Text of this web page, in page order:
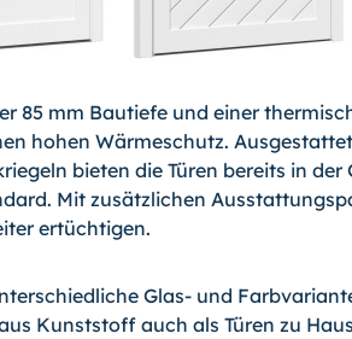
85 mm Bautiefe und einer
hohen Wärmeschutz.
bieten die Türen bereits in
Mit zusätzlichen
ertüchtigen.
Glas- und
Kunststoff auch als Türen zu